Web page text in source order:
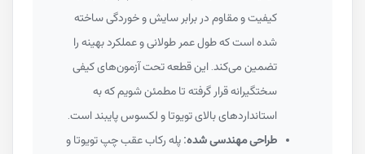
کیفیت و مقاوم در برابر سایش و خوردگی ساخته
شده است که طول عمر طولانی و عملکرد بهینه را
تضمین می‌کند. این قطعه تحت آزمون‌های کیفی
سختگیرانه قرار گرفته تا مطمئن شویم که به
استانداردهای بالای تویوتا و لکسوس پایبند است.
طراحی مهندسی شده:پله رکاب عقب چپ تویوتا و